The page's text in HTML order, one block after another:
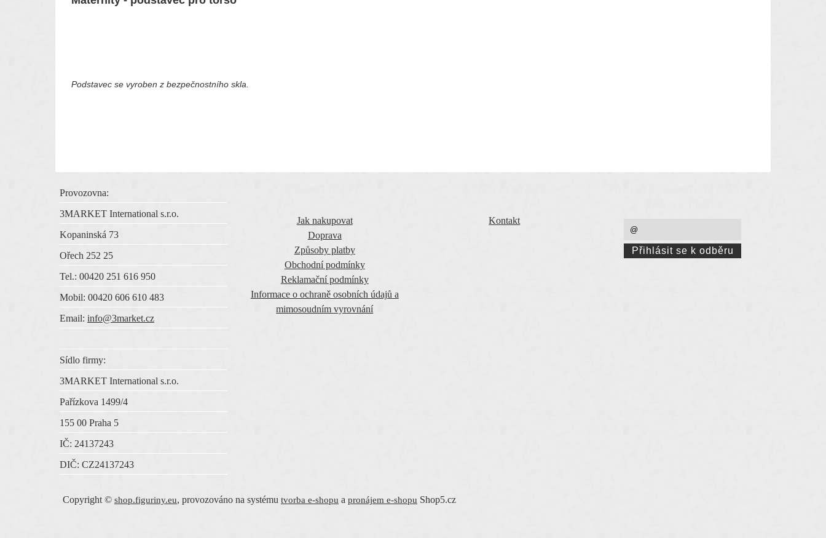
Podstavec se vyroben z bezpečnostního skla.
Provozovna:
3MARKET International s.r.o.
Kopaninská 73
Ořech 252 25
Tel.: 00420 251 616 950
Mobil: 00420 606 610 483
Email: info@3market.cz
Sídlo firmy:
3MARKET International s.r.o.
Pařízkova 1499/4
155 00 Praha 5
IČ: 24137243
DIČ: CZ24137243
Jak nakupovat
Doprava
Způsoby platby
Obchodní podmínky
Reklamační podmínky
Informace o ochraně osobních údajů a
mimosoudním vyrovnání
Kontakt
Copyright © shop.figuriny.eu, provozováno na systému tvorba e-shopu a pronájem e-shopu Shop5.cz